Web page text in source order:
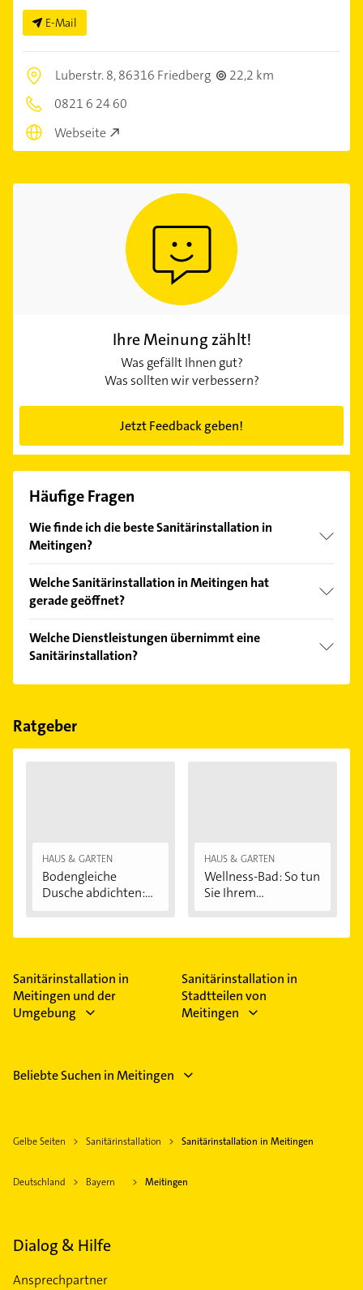
E-Mail
Luberstr. 8,86316 Friedberg
22,2 km
0821 6 24 60
Webseite
Ihre Meinung zählt!
Was gefällt Ihnen gut?
Was sollten wir verbessern?
Jetzt Feedback geben!
Häufige Fragen
Wie finde ich die beste Sanitärinstallation in
Meitingen?
Kundenmeinungen und profitieren Sie von den
Empfehlungen. Die Suchergebnisse können Sie sich
Welche Sanitärinstallation in Meitingen hat
gerade geöffnet?
Bitte beachten Sie, dass diese an Sonn- und
Feiertagen abweichen können.
Welche Dienstleistungen übernimmt eine
Sanitärinstallation?
Folgende Leistungen werden angeboten: Bäder,
Ratgeber
HAUS & GARTEN
Bodengleiche
Dusche abdichten:...
HAUS & GARTEN
Wellness-Bad: So tun
Sie Ihrem...
Sanitärinstallation in
Meitingen und der
Umgebung
Sanitärinstallation in
Stadtteilen von
Meitingen
Beliebte Suchen in Meitingen
Gelbe Seiten Sanitärinstallation Sanitärinstallation in Meitingen
Deutschland Bayern Meitingen
Dialog & Hilfe
Ansprechpartner